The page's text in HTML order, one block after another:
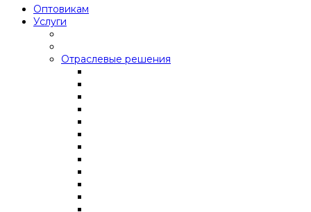
Оптовикам
Услуги
Отраслевые решения